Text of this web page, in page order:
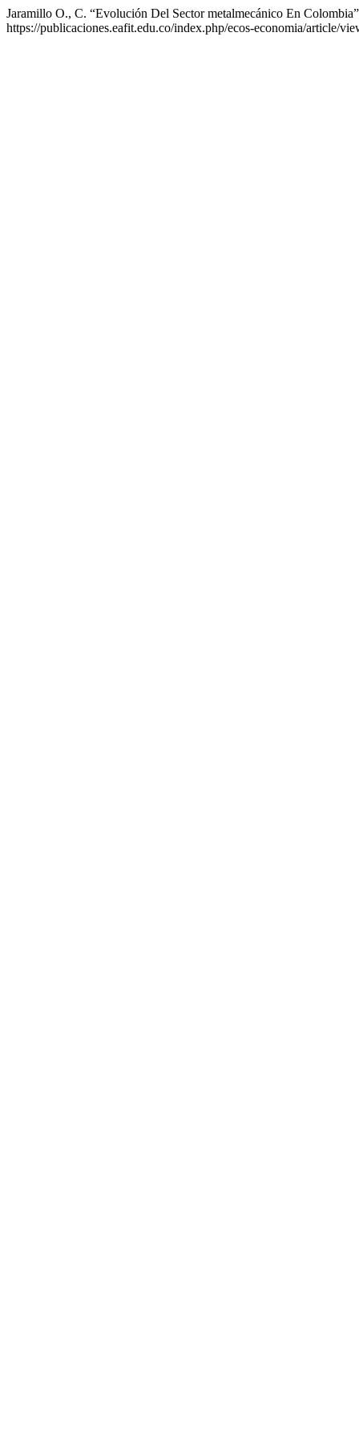
Jaramillo O., C. “Evolución Del Sector metalmecánico En
https://publicaciones.eafit.edu.co/index.php/ecos-economia/article/